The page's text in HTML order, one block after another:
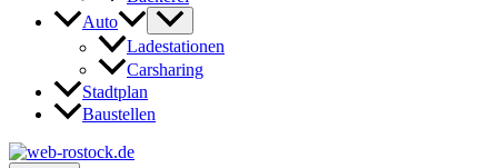
Auto
Ladestationen
Carsharing
Stadtplan
Baustellen